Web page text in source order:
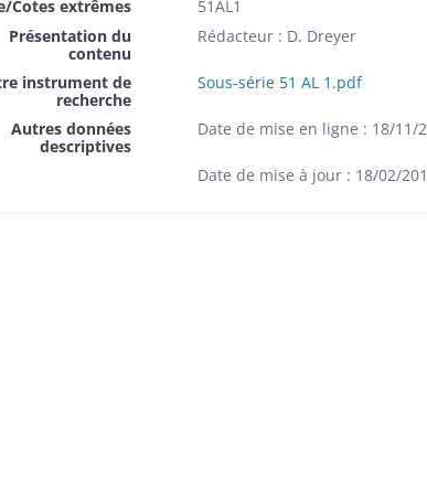
Cotes extrêmes
51AL1
Présentation du
contenu
Rédacteur : D. Dreyer
instrument de
recherche
Sous-série 51 AL 1.pdf
Autres données
descriptives
Date de mise en ligne : 18/11/
Date de mise à jour : 18/02/